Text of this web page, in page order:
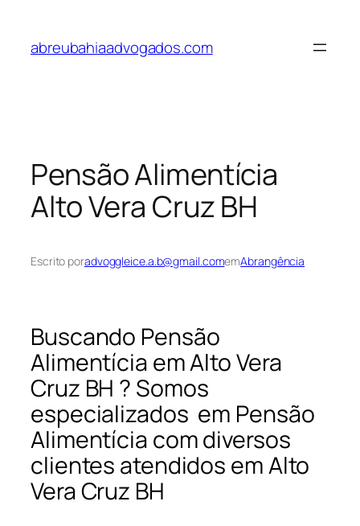
abreubahiaadvogados.com
Pensão Alimentícia
Alto Vera Cruz BH
Escrito poradvoggleice.a.b@gmail.comemAbrangência
Buscando Pensão
Alimentícia em Alto Vera
Cruz BH ? Somos
especializados em Pensão
Alimentícia com diversos
clientes atendidos em Alto
Vera Cruz BH